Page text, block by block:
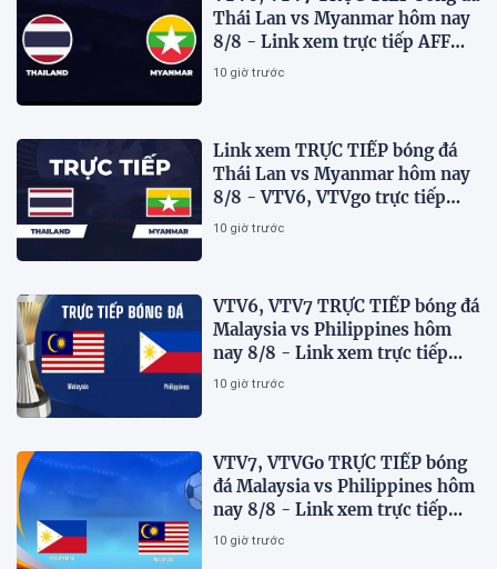
Thái Lan vs Myanmar hôm nay
8/8 - Link xem trực tiếp AFF
Cup 2026 mới nhất
10 giờ trước
Link xem TRỰC TIẾP bóng đá
Thái Lan vs Myanmar hôm nay
8/8 - VTV6, VTVgo trực tiếp
AFF Cup 2026
10 giờ trước
VTV6, VTV7 TRỰC TIẾP bóng đá
Malaysia vs Philippines hôm
nay 8/8 - Link xem trực tiếp
AFF Cup 2026 mới nhất
10 giờ trước
VTV7, VTVGo TRỰC TIẾP bóng
đá Malaysia vs Philippines hôm
nay 8/8 - Link xem trực tiếp
AFF Cup 2026 mới nhất
10 giờ trước